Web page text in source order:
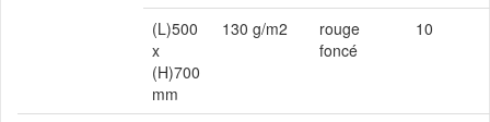
(L)500
x
(H)700
mm
130 g/m2
rouge
foncé
10